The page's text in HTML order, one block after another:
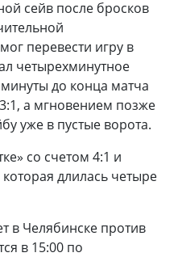
сейв после бросков
перевести игру в
четырехминутное
до конца матча
а мгновением позже
уже в пустые ворота.
со счетом 4:1 и
длилась четыре
в Челябинске против
в 15:00 по